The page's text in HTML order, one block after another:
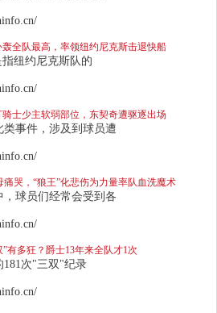
轰全队最高，率领纽约尼克斯击退快船
纽约尼克斯队的
骑士少主软弱部位，东契奇遭驱逐出场
类事件，涉及到球员遭
痛哭，“狼王”化悲伤为力量率队血洗魔术
，球员们经常会受到各
”有多狂？爵士13年来全队才1次
181次"三双"纪录